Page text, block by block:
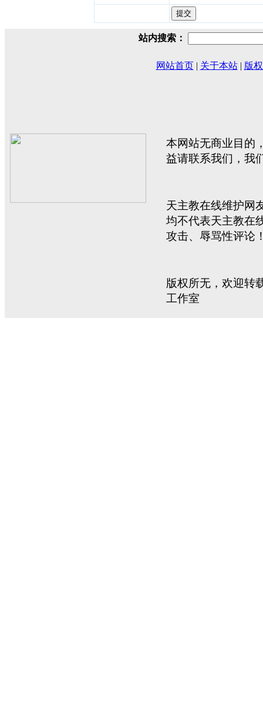
站内搜索：
网站首页| 关于本站| 版
本网站无商业目的
益请联系我们，我
天主教在线维护网
均不代表天主教在
攻击、辱骂性评论
版权所无，欢迎转
工作室